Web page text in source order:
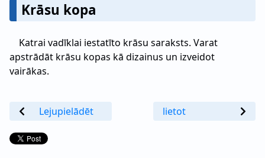
Krāsu kopa
Katrai vadīklai iestatīto krāsu saraksts. Varat
apstrādāt krāsu kopas kā dizainus un izveidot
vairākas.
Lejupielādēt lietot